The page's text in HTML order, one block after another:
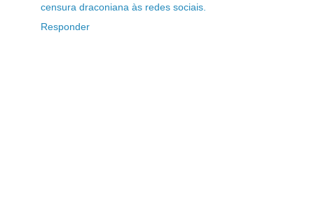
censura draconiana às redes sociais.
Responder